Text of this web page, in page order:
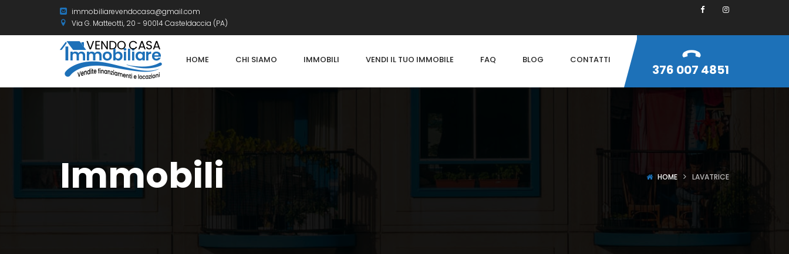
immobiliarevendocasa@gmail.com
Via G. Matteotti, 20 - 90014 Casteldaccia (PA)
HOME CHI SIAMO IMMOBILI VENDI IL TUO IMMOBILE FAQ BLOG CONTATTI
376 007 4851
Immobili HOME LAVATRICE